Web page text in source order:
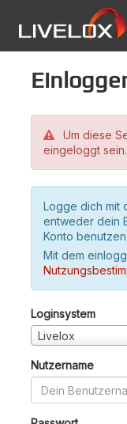
Um diese
eingeloggt sein.
Logge dich mit
entweder dein
Konto benutzen.
Mit dem
Loginsystem
Livelox
Nutzername